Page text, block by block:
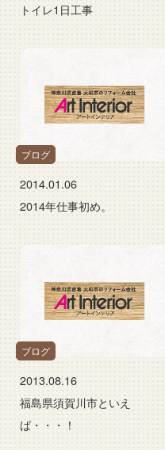
トイレ1日工事
ブログ
2014.01.06
2014年仕事初め。
ブログ
2013.08.16
福島県須賀川市といえ
ば・・・！